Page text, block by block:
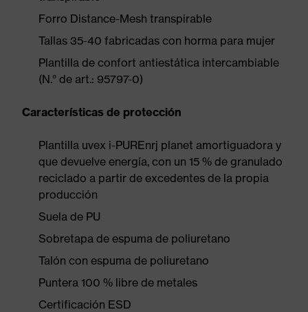
Forro Distance-Mesh transpirable
Tallas 35-40 fabricadas con horma para mujer
Plantilla de confort antiestática intercambiable
(N.° de art.: 95797-0)
Características de protección
Plantilla uvex i-PUREnrj planet amortiguadora y
que devuelve energía, con un 15 % de granulado
reciclado a partir de excedentes de la propia
producción
Suela de PU
Sobretapa de espuma de poliuretano
Talón con espuma de poliuretano
Puntera 100 % libre de metales
Certificación ESD